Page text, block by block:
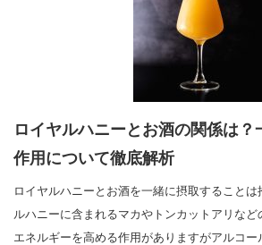
ロイヤルハニーとお酒の関係は？
作用について徹底解析
ロイヤルハニーとお酒を一緒に摂取すること
ルハニーに含まれるマカやトンカットアリなど
エネルギーを高める作用がありますがアルコ